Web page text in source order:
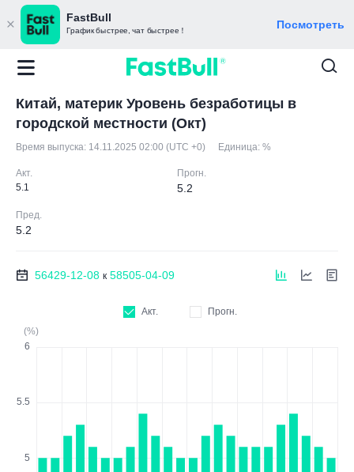
FastBull
График быстрее, чат быстрее！ Посмотреть
Китай, материк Уровень безработицы в
городской местности (Окт)
Время выпуска: 14.11.2025 02:00 (UTC +0) Единица: %
Акт.
5.1
Прогн.
5.2
Пред.
5.2
56429-12-08 к 58505-04-09
Акт.
Прогн.
(%)